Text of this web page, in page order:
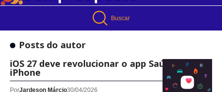
Buscar
Posts do autor
iOS 27 deve revolucionar o app Saúde do
iPhone
PorJardeson Márcio30/04/2026